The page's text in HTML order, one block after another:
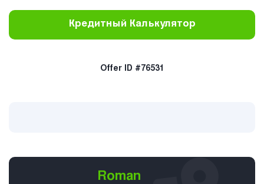
Кредитный Калькулятор
Offer ID #76531
Roman